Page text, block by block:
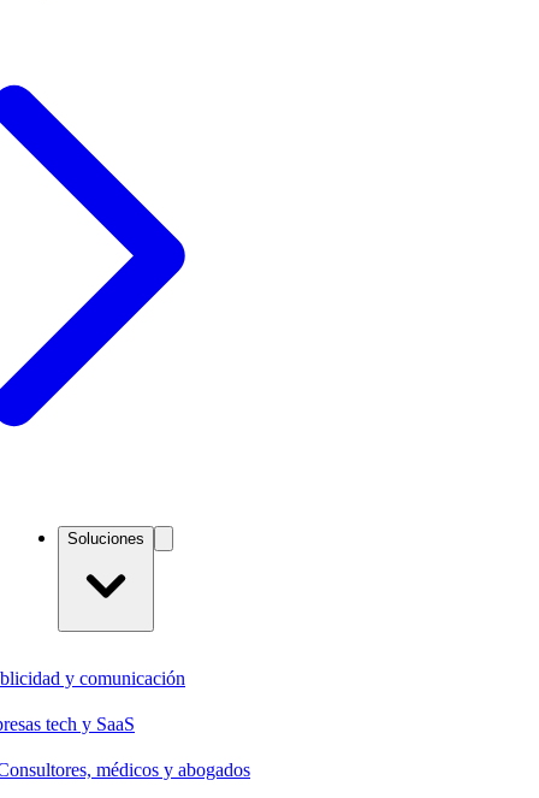
Soluciones
y comunicación
tech y SaaS
médicos y abogados